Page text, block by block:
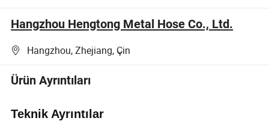
Hangzhou Hengtong Metal Hose Co., Ltd.
Hangzhou, Zhejiang, Çin
Ürün Ayrıntıları
Teknik Ayrıntılar